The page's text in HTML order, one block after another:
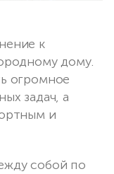
к
дому.
огромное
задач, а
и
собой по